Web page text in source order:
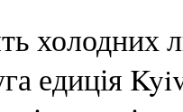
холодних
едиція